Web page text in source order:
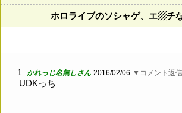
ホロライブのソシャゲ、エ▨チ
1. かれっじ名無しさん 2016/02/06 ▼コメント返信
UDKっち